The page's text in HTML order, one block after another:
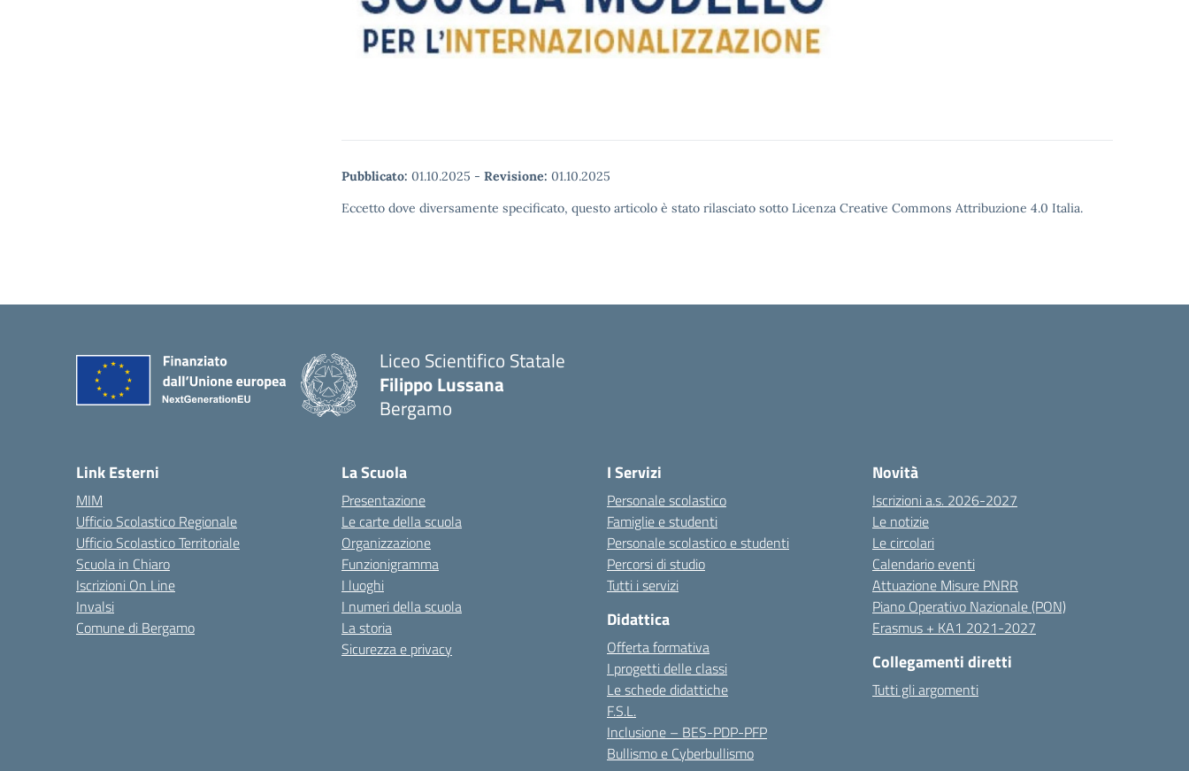
Pubblicato: 01.10.2025 - Revisione: 01.10.2025
Eccetto dove diversamente specificato, questo articolo è stato rilasciato sotto Licenza Creative Commons Attribuzione 4.0 Italia.
Liceo Scientifico Statale
Filippo Lussana
Bergamo
Link Esterni
MIM
Ufficio Scolastico Regionale
Ufficio Scolastico Territoriale
Scuola in Chiaro
Iscrizioni On Line
Invalsi
Comune di Bergamo
La Scuola
Presentazione
Le carte della scuola
Organizzazione
Funzionigramma
I luoghi
I numeri della scuola
La storia
Sicurezza e privacy
I Servizi
Personale scolastico
Famiglie e studenti
Personale scolastico e studenti
Percorsi di studio
Tutti i servizi
Didattica
Offerta formativa
I progetti delle classi
Le schede didattiche
F.S.L.
Inclusione – BES-PDP-PFP
Bullismo e Cyberbullismo
Novità
Iscrizioni a.s. 2026-2027
Le notizie
Le circolari
Calendario eventi
Attuazione Misure PNRR
Piano Operativo Nazionale (PON)
Erasmus + KA1 2021-2027
Collegamenti diretti
Tutti gli argomenti